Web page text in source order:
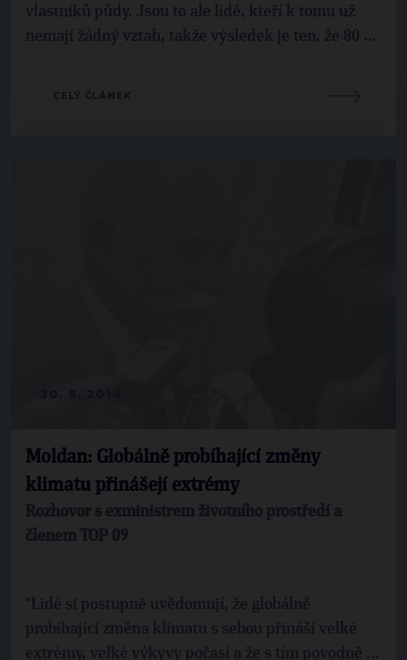
vlastníků půdy. Jsou to ale lidé, kteří k tomu už
nemají žádný vztah, takže výsledek je ten, že 80 ...
CELÝ ČLÁNEK
Moldan: Globálně probíhající změny
klimatu přinášejí extrémy
Rozhovor s exministrem životního prostředí a
členem TOP 09
"Lidé si postupně uvědomují, že globálně
probíhající změna klimatu s sebou přináší velké
extrémy, velké výkyvy počasí a že s tím povodně ...